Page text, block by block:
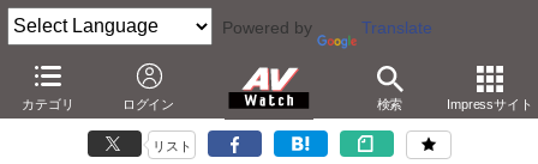
Powered by Translate
カテゴリ ログイン 検索 Impressサイト
加賀ハイテック、無線ワンセグがiPhone/iPad録画に対応
－最新アプリ公開。Android/iOS最新端末もサポート
リスト